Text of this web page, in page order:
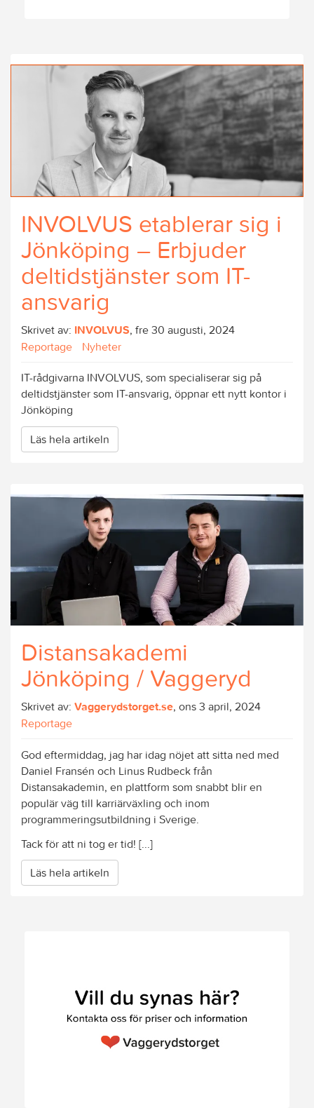
INVOLVUS etablerar sig i
Jönköping – Erbjuder
deltidstjänster som IT-
ansvarig
Skrivet av: INVOLVUS, fre 30 augusti, 2024
Reportage
Nyheter
IT-rådgivarna INVOLVUS, som specialiserar sig på
deltidstjänster som IT-ansvarig, öppnar ett nytt kontor i
Jönköping
Läs hela artikeln
Distansakademi
Jönköping / Vaggeryd
Skrivet av: Vaggerydstorget.se, ons 3 april, 2024
Reportage
God eftermiddag, jag har idag nöjet att sitta ned med
Daniel Fransén och Linus Rudbeck från
Distansakademin, en plattform som snabbt blir en
populär väg till karriärväxling och inom
programmeringsutbildning i Sverige.
Tack för att ni tog er tid! [...]
Läs hela artikeln